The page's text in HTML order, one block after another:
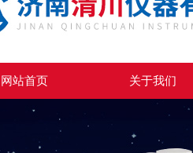
网站首页 关于我们